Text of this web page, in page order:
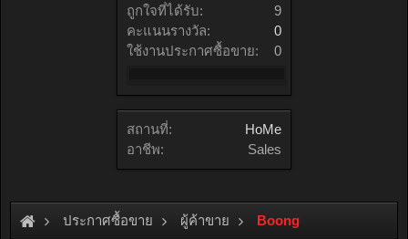
ถูกใจที่ได้รับ:
9
คะแนนรางวัล:
0
ใช้งานประกาศซื้อขาย:
0
สถานที่:
HoMe
อาชีพ:
Sales
ประกาศซื้อขาย ผู้ค้าขาย Boong